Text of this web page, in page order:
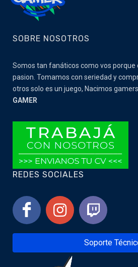
SOBRE NOSOTROS
Somos tan fanáticos como vos porque
pasion. Tomamos con seriedad y
otros solo es un juego, Nacimos
GAMER
REDES SOCIALES
Soporte